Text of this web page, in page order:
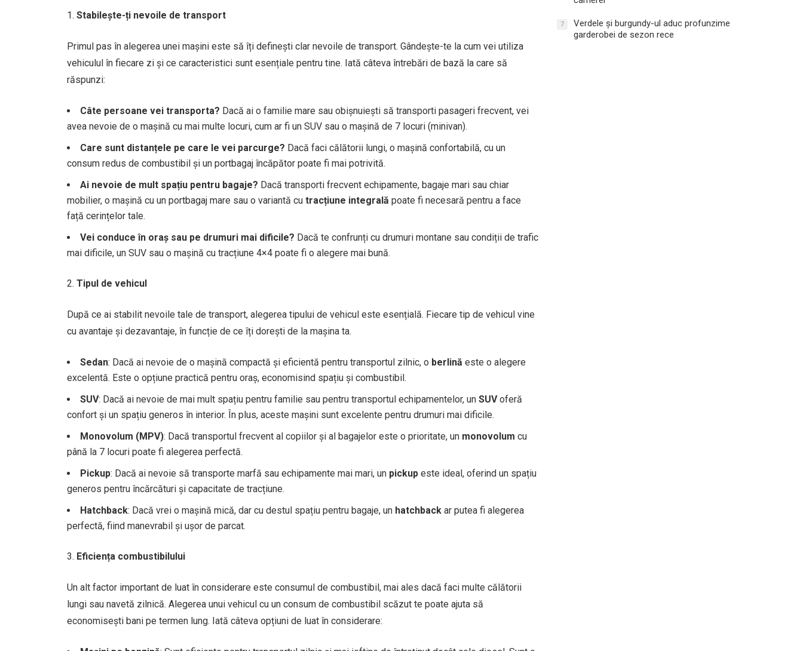
Stabilește-ți nevoile de transport
Primul pas în alegerea unei mașini este să îți definești clar nevoile de transport. Gândește-te la cum vei utiliza
vehiculul în fiecare zi și ce caracteristici sunt esențiale pentru tine. Iată câteva întrebări de bază la care să
răspunzi:
Câte persoane vei transporta? Dacă ai o familie mare sau obișnuiești să transporti pasageri frecvent, vei
avea nevoie de o mașină cu mai multe locuri, cum ar fi un SUV sau o mașină de 7 locuri (minivan).
Care sunt distanțele pe care le vei parcurge? Dacă faci călătorii lungi, o mașină confortabilă, cu un
consum redus de combustibil și un portbagaj încăpător poate fi mai potrivită.
Ai nevoie de mult spațiu pentru bagaje? Dacă transporti frecvent echipamente, bagaje mari sau chiar
mobilier, o mașină cu un portbagaj mare sau o variantă cu tracțiune integrală poate fi necesară pentru a face
față cerințelor tale.
Vei conduce în oraș sau pe drumuri mai dificile? Dacă te confrunți cu drumuri montane sau condiții de trafic
mai dificile, un SUV sau o mașină cu tracțiune 4×4 poate fi o alegere mai bună.
Tipul de vehicul
După ce ai stabilit nevoile tale de transport, alegerea tipului de vehicul este esențială. Fiecare tip de vehicul vine
cu avantaje și dezavantaje, în funcție de ce îți dorești de la mașina ta.
Sedan: Dacă ai nevoie de o mașină compactă și eficientă pentru transportul zilnic, o berlină este o alegere
excelentă. Este o opțiune practică pentru oraș, economisind spațiu și combustibil.
SUV: Dacă ai nevoie de mai mult spațiu pentru familie sau pentru transportul echipamentelor, un SUVoferă
confort și un spațiu generos în interior. În plus, aceste mașini sunt excelente pentru drumuri mai dificile.
Monovolum (MPV): Dacă transportul frecvent al copiilor și al bagajelor este o prioritate, un monovolum cu
până la 7 locuri poate fi alegerea perfectă.
Pickup: Dacă ai nevoie să transporte marfă sau echipamente mai mari, un pickup este ideal, oferind un spațiu
generos pentru încărcături și capacitate de tracțiune.
Hatchback: Dacă vrei o mașină mică, dar cu destul spațiu pentru bagaje, un hatchback ar putea fi alegerea
perfectă, fiind manevrabil și ușor de parcat.
Eficiența combustibilului
Un alt factor important de luat în considerare este consumul de combustibil, mai ales dacă faci multe călătorii
lungi sau navetă zilnică. Alegerea unui vehicul cu un consum de combustibil scăzut te poate ajuta să
economisești bani pe termen lung. Iată câteva opțiuni de luat în considerare:
7
Verdele și burgundy-ul aduc profunzime
garderobei de sezon rece